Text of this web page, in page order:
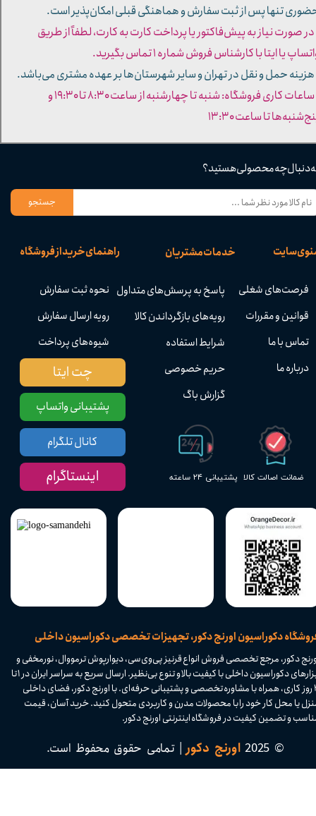
دکوراسیون اورنج دکور، تجهیزات تخصصی دکوراسیون داخلی
پشتیبانی ۲۴ ساعته ضمانت اصالت کالا
راهنمای خرید از فروشگاه
نحوه ثبت سفارش
رویه ارسال سفارش
شیوه‌های پرداخت
خدمات مشتریان
پاسخ به پرسش‌های متداول
رویه‌های بازگرداندن کالا
شرایط استفاده
حریم خصوصی
گزارش باگ
سایت
فرصت‌های شغلی
قوانین و مقررات
تماس با ما
درباره ما
دنبال چه محصولی هستید؟
جستجو
دکور، مرجع تخصصی فروش انواع قرنیز پی‌وی‌سی، دیوارپوش ترمووال، نورمخفی و
ابزارهای دکوراسیون داخلی با کیفیت بالا و تنوع بی‌نظیر. ارسال سریع به سراسر ایران در ۱ تا
۴ روز کاری، همراه با مشاوره تخصصی و پشتیبانی حرفه‌ای. با اورنج دکور، فضای داخلی
یا محل کار خود را با محصولات مدرن و کاربردی متحول کنید. خرید آسان، قیمت
و تضمین کیفیت در فروشگاه اینترنتی اورنج دکور.​​​​​​​
© 2025 اورنج دکور| تمامی حقوق محفوظ است.​​​​​​​
پشتیبانی واتساپ
چت ایتا
کانال تلگرام
اینستاگرام
تنها پس از ثبت سفارش و هماهنگی قبلی امکان‌پذیر است.
صورت نیاز به پیش‌فاکتور یا پرداخت کارت به کارت، لطفاً از طریق
یا ایتا با کارشناس فروش شماره ۱ تماس بگیرید.
حمل و نقل در تهران و سایر شهرستان‌ها بر عهده مشتری می‌باشد.
- ساعات کاری فروشگاه: شنبه تا چهارشنبه از ساعت ۸:۳۰ تا ۱۹:۳۰ و
تا ساعت ۱۳:۳۰​​​​​​​